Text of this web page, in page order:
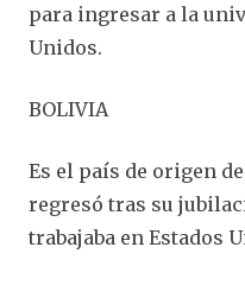
para ingresar a la
Unidos.
BOLIVIA
Es el país de origen
regresó tras su
trabajaba en Estados